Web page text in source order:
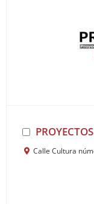
Calle Cultura